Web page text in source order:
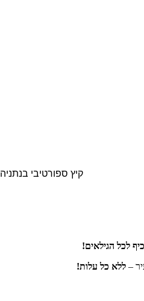
קיץ ספורטיבי בנתניה
לכל הגילאים!
– ללא כל עלות!